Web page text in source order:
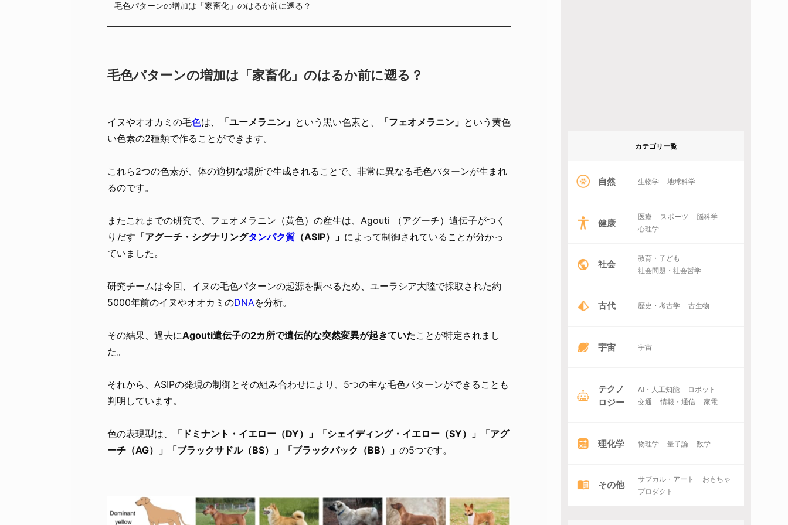
毛色パターンの増加は「家畜化」のはるか前に遡る？
毛色パターンの増加は「家畜化」のはるか前に遡る？
イヌやオオカミの毛色は、 「ユーメラニン」 という黒い色素と、 「フェオメラニン」 という黄色
い色素の2種類で作ることができます。
これら2つの色素が、体の適切な場所で生成されることで、非常に異なる毛色パターンが生まれ
るのです。
またこれまでの研究で、フェオメラニン（黄色）の産生は、Agouti （アグーチ）遺伝子がつく
りだす 「アグーチ・シグナリングタンパク質 （ASIP）」 によって制御されていることが分かっ
ていました。
研究チームは今回、イヌの毛色パターンの起源を調べるため、ユーラシア大陸で採取された約
5000年前のイヌやオオカミのDNAを分析。
その結果、過去にAgouti遺伝子の2カ所で遺伝的な突然変異が起きていたことが特定されまし
た。
それから、ASIPの発現の制御とその組み合わせにより、5つの主な毛色パターンができることも
判明しています。
色の表現型は、
「ドミナント・イエロー（DY）」「シェイディング・イエロー（SY）」「アグ
ーチ（AG）」「ブラックサドル（BS）」「ブラックバック（BB）」 の5つです。
カテゴリー覧
自然 生物学 地球科学
健康 医療 スポーツ
脳科学
心理学
社会
教育・子ども
社会問題・社会哲学
古代 歴史・考古学 古生物
宇宙 宇宙
テクノ
ロジー
AI・人工知能
ロボット
交通
情報・通信 家電
理化学 物理学 量子論 数学
その他 サブカル・アート
おもちゃ
プロダクト